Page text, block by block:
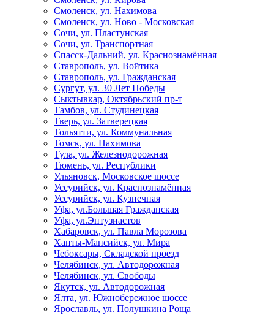
Смоленск, ул. Нахимова
Смоленск, ул. Ново - Московская
Сочи, ул. Пластунская
Сочи, ул. Транспортная
Спасск-Дальний, ул. Краснознамённая
Ставрополь, ул. Войтика
Ставрополь, ул. Гражданская
Сургут, ул. 30 Лет Победы
Сыктывкар, Октябрьский пр-т
Тамбов, ул. Студинецкая
Тверь, ул. Затверецкая
Тольятти, ул. Коммунальная
Томск, ул. Нахимова
Тула, ул. Железнодорожная
Тюмень, ул. Республики
Ульяновск, Московское шоссе
Уссурийск, ул. Краснознамённая
Уссурийск, ул. Кузнечная
Уфа, ул.Большая Гражданская
Уфа, ул.Энтузиастов
Хабаровск, ул. Павла Морозова
Ханты-Мансийск, ул. Мира
Чебоксары, Складской проезд
Челябинск, ул. Автодорожная
Челябинск, ул. Свободы
Якутск, ул. Автодорожная
Ялта, ул. Южнобережное шоссе
Ярославль, ул. Полушкина Роща